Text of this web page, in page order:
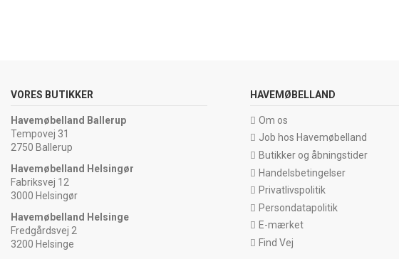
VORES BUTIKKER
Havemøbelland Ballerup
Tempovej 31
2750 Ballerup
Havemøbelland Helsingør
Fabriksvej 12
3000 Helsingør
Havemøbelland Helsinge
Fredgårdsvej 2
3200 Helsinge
HAVEMØBELLAND
Om os
Job hos Havemøbelland
Butikker og åbningstider
Handelsbetingelser
Privatlivspolitik
Persondatapolitik
E-mærket
Find Vej